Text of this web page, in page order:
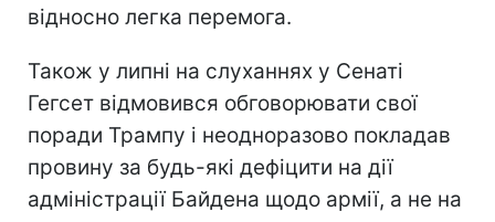
відносно легка перемога.
Також у липні на слуханнях у Сенаті
Гегсет відмовився обговорювати свої
поради Трампу і неодноразово покладав
провину за будь-які дефіцити на дії
адміністрації Байдена щодо армії, а не на